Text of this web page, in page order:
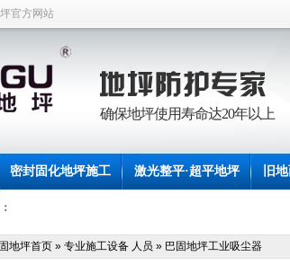
官方网站
确保地坪使用寿命达20年以上
密封固化地坪施工 激光整平·超平地坪 旧
地坪首页 » 专业施工设备 人员 » 巴固地坪工业吸尘器